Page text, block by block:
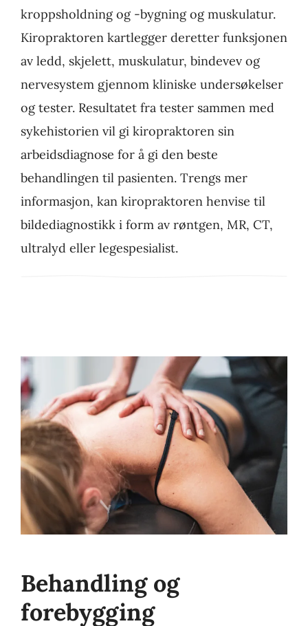
kroppsholdning og -bygning og muskulatur.
Kiropraktoren kartlegger deretter funksjonen
av ledd, skjelett, muskulatur, bindevev og
nervesystem gjennom kliniske undersøkelser
og tester. Resultatet fra tester sammen med
sykehistorien vil gi kiropraktoren sin
arbeidsdiagnose for å gi den beste
behandlingen til pasienten. Trengs mer
informasjon, kan kiropraktoren henvise til
bildediagnostikk i form av røntgen, MR, CT,
ultralyd eller legespesialist.
Behandling og
forebygging